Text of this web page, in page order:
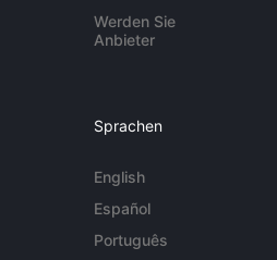
Werden Sie
Anbieter
Sprachen
English
Español
Português